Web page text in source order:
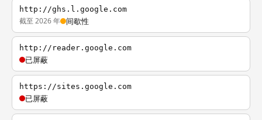
http://ghs.l.google.com
截至 2026 年 间歇性
http://reader.google.com
已屏蔽
https://sites.google.com
已屏蔽